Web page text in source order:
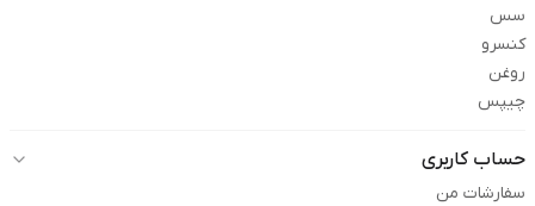
سس
کنسرو
روغن
چیپس
حساب کاربری
سفارشات من